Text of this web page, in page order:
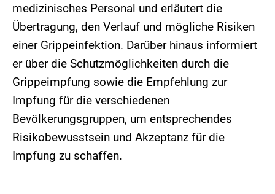
medizinisches Personal und erläutert die
Übertragung, den Verlauf und mögliche Risiken
einer Grippeinfektion. Darüber hinaus informiert
er über die Schutzmöglichkeiten durch die
Grippeimpfung sowie die Empfehlung zur
Impfung für die verschiedenen
Bevölkerungsgruppen, um entsprechendes
Risikobewusstsein und Akzeptanz für die
Impfung zu schaffen.